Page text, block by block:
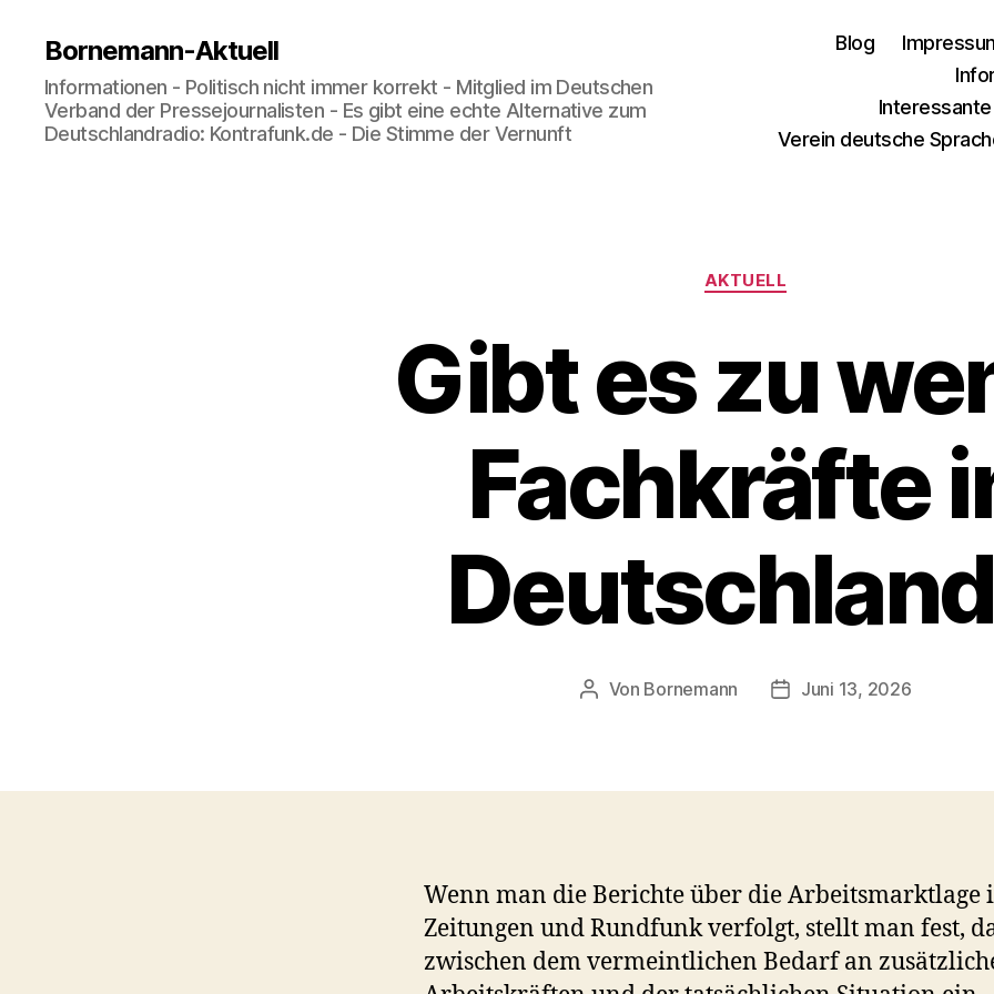
Bornemann-Aktuell
Informationen - Politisch nicht immer korrekt - Mitglied im Deutschen
Verband der Pressejournalisten - Es gibt eine echte Alternative zum
Deutschlandradio: Kontrafunk.de - Die Stimme der Vernunft
Blog
Verein deutsche
Kategorien
AKTUELL
Gibt es zu
Fachkräfte
Beitragsautor
Von Bornemann Veröffentlichungsdatum
Juni 13, 2026
Wenn man die Berichte über die Arbeitsmarktlage
Zeitungen und Rundfunk verfolgt, stellt man fest,
zwischen dem vermeintlichen Bedarf an